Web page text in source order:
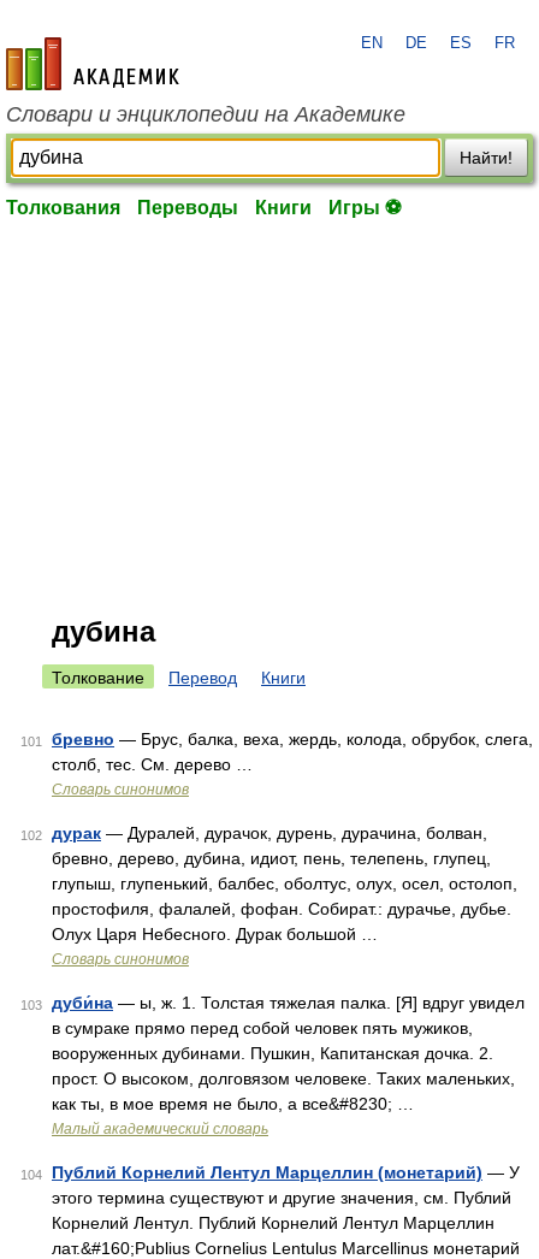
academic.ru
EN DE ES FR
Словари и энциклопедии на Академике
Найти!
Толкования Переводы Книги Игры ⚽
дубина
Толкование Перевод Книги
101 бревно — Брус, балка, веха, жердь, колода, обрубок, слега,
столб, тес. См. дерево …
Словарь синонимов
102 дурак — Дуралей, дурачок, дурень, дурачина, болван,
бревно, дерево, дубина, идиот, пень, телепень, глупец,
глупыш, глупенький, балбес, оболтус, олух, осел, остолоп,
простофиля, фалалей, фофан. Собират.: дурачье, дубье.
Олух Царя Небесного. Дурак большой …
Словарь синонимов
103 дуби́на — ы, ж. 1. Толстая тяжелая палка. [Я] вдруг увидел
в сумраке прямо перед собой человек пять мужиков,
вооруженных дубинами. Пушкин, Капитанская дочка. 2.
прост. О высоком, долговязом человеке. Таких маленьких,
как ты, в мое время не было, а все&#8230; …
Малый академический словарь
104 Публий Корнелий Лентул Марцеллин (монетарий) — У
этого термина существуют и другие значения, см. Публий
Корнелий Лентул. Публий Корнелий Лентул Марцеллин
лат.&#160;Publius Cornelius Lentulus Marcellinus монетарий